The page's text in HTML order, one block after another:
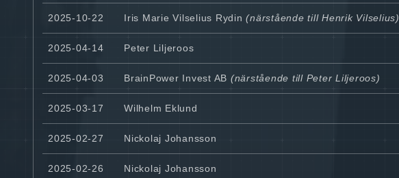
2025-10-22 Iris Marie Vilselius Rydin (närstående till Henrik Vilselius)
2025-04-14 Peter Liljeroos
2025-04-03 BrainPower Invest AB (närstående till Peter Liljeroos)
2025-03-17 Wilhelm Eklund
2025-02-27 Nickolaj Johansson
2025-02-26 Nickolaj Johansson